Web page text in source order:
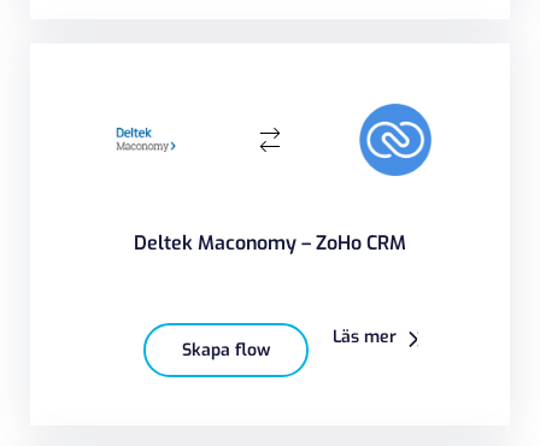
Deltek Maconomy – ZoHo CRM
Skapa flow
Läs mer